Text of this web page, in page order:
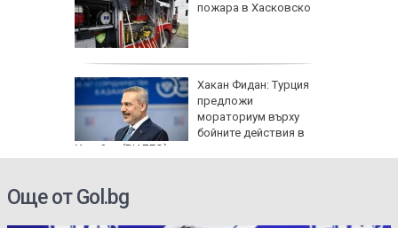
пожара в Хасковско
Хакан Фидан: Турция
предложи
мораториум върху
бойните действия в
Украйна (ВИДЕО)
Още от Gol.bg